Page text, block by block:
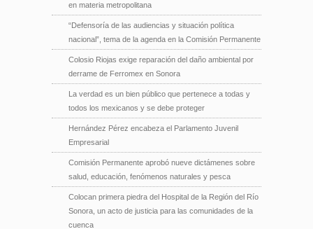
en materia metropolitana
“Defensoría de las audiencias y situación política
nacional”, tema de la agenda en la Comisión Permanente
Colosio Riojas exige reparación del daño ambiental por
derrame de Ferromex en Sonora
La verdad es un bien público que pertenece a todas y
todos los mexicanos y se debe proteger
Hernández Pérez encabeza el Parlamento Juvenil
Empresarial
Comisión Permanente aprobó nueve dictámenes sobre
salud, educación, fenómenos naturales y pesca
Colocan primera piedra del Hospital de la Región del Río
Sonora, un acto de justicia para las comunidades de la
cuenca